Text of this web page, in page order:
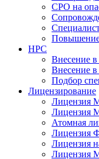
СРО на
НРС
Внесение
Внесение
Подбор
Лицензирование
Лицензия
Лицензия
Атомная
Лицензия
Лицензия
Лицензия